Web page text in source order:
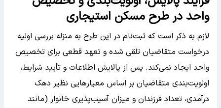
واحد در طرح مسکن استیجاری
لازم به ذکر است که ثبت‌نام در این طرح به منزله بررسی اولیه
درخواست متقاضیان تلقی شده و تعهد قطعی برای تخصیص
واحد ایجاد نمی‌کند. پس از پالایش اطلاعات و تأیید شرایط،
اولویت‌بندی متقاضیان بر اساس معیار‌هایی نظیر دهک
درآمدی، تعداد فرزندان و میزان آسیب‌پذیری خانوار (مانند